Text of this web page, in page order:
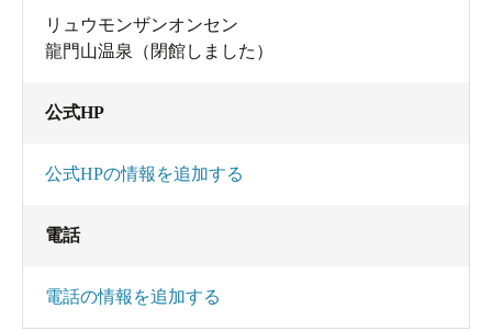
リュウモンザンオンセン
龍門山温泉（閉館しました）
公式HP
公式HPの情報を追加する
電話
電話の情報を追加する